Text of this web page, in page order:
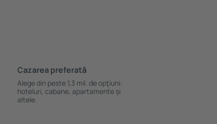
Cazarea preferată
Alege din peste 1,3 mil. de opţiuni:
hoteluri, cabane, apartamente și
altele.